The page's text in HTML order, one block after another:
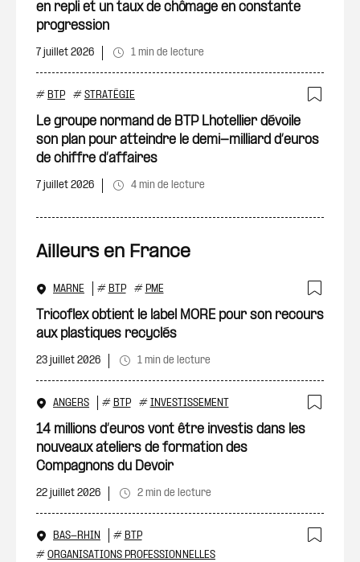
en repli et un taux de chômage en constante
progression
7 juillet 2026 1 min de lecture
# BTP # STRATÉGIE
Le groupe normand de BTP Lhotellier dévoile
son plan pour atteindre le demi-milliard d’euros
de chiffre d’affaires
7 juillet 2026 4 min de lecture
Ailleurs en France
MARNE # BTP # PME
Tricoflex obtient le label MORE pour son recours
aux plastiques recyclés
23 juillet 2026 1 min de lecture
ANGERS # BTP # INVESTISSEMENT
14 millions d’euros vont être investis dans les
nouveaux ateliers de formation des
Compagnons du Devoir
22 juillet 2026 2 min de lecture
BAS-RHIN # BTP
# ORGANISATIONS PROFESSIONNELLES